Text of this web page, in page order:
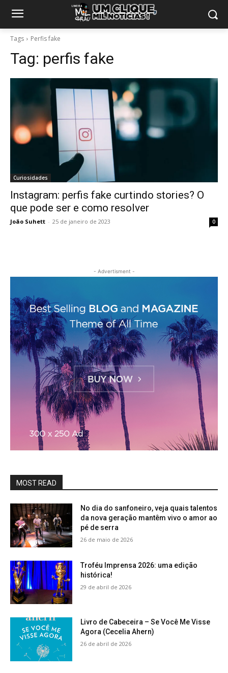
Tags Perfis fake
Tag: perfis fake
Curiosidades
Instagram: perfis fake curtindo stories? O
que pode ser e como resolver
João Suhett - 25 de janeiro de 2023 0
- Advertisment -
MOST READ
No dia do sanfoneiro, veja quais talentos
da nova geração mantêm vivo o amor ao
pé de serra
26 de maio de 2026
Troféu Imprensa 2026: uma edição
histórica!
29 de abril de 2026
Livro de Cabeceira – Se Você Me Visse
Agora (Cecelia Ahern)
26 de abril de 2026